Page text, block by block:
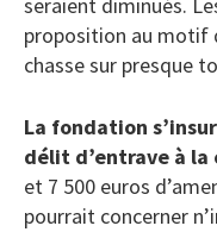
seraient diminués.
proposition au motif
chasse sur presque
La fondation
délit d’entrave à la
et 7 500 euros
pourrait concerner